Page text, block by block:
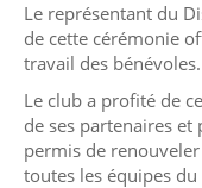
Le représentant du
de cette cérémonie
travail des bénévoles.
Le club a profité de
de ses partenaires
permis de
toutes les équipes du